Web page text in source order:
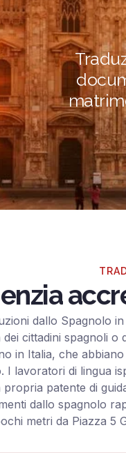
dallo Spagnolo
cittadini spagnoli
in Italia, che
I lavoratori di lingua
patente di
dallo spagnolo
metri da Piazza 5